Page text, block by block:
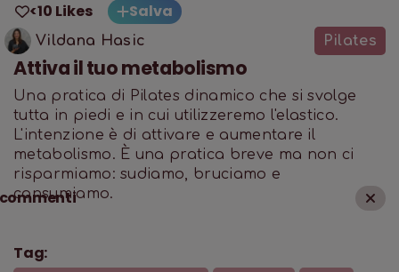
<10 Likes Salva
Vildana Hasic Pilates
Attiva il tuo metabolismo
Una pratica di Pilates dinamico che si svolge
tutta in piedi e in cui utilizzeremo l'elastico.
L'intenzione è di attivare e aumentare il
metabolismo. È una pratica breve ma non ci
risparmiamo: sudiamo, bruciamo e
consumiamo.
Tag: